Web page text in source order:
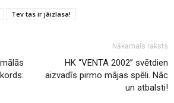
Tev tas ir jāizlasa!
Nākamais raksts
HK “VENTA 2002” svētdien
aizvadīs pirmo mājas spēli. Nāc
un atbalsti!